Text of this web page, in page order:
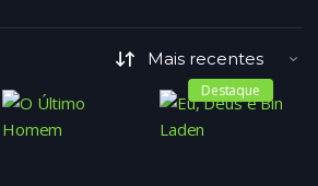
Destaque